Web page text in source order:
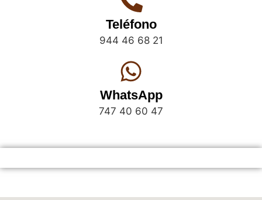
Teléfono
944 46 68 21
WhatsApp
747 40 60 47